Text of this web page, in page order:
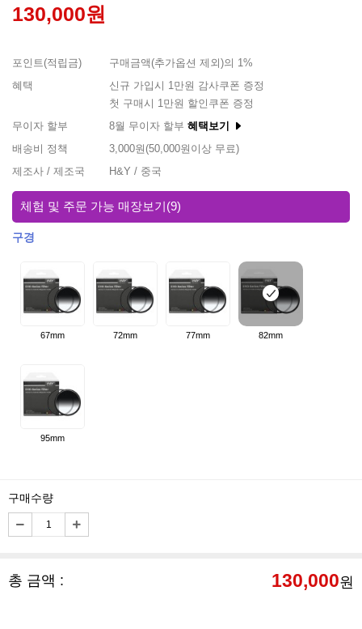
130,000원
포인트(적립금)
구매금액(추가옵션 제외)의 1%
혜택
신규 가입시 1만원 감사쿠폰 증정
첫 구매시 1만원 할인쿠폰 증정
무이자 할부
8월 무이자 할부 혜택보기
배송비 정책
3,000원(50,000원이상 무료)
제조사 / 제조국
H&Y / 중국
체험 및 주문 가능 매장보기(9)
구경
67mm 72mm 77mm 82mm
95mm
구매수량
총 금액 : 130,000원